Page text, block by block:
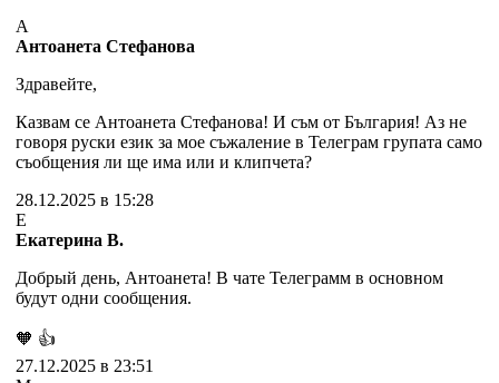
А
Антоанета Стефанова
Здравейте,
Казвам се Антоанета Стефанова! И съм от България! Аз не
говоря руски език за мое съжаление в Телеграм групата само
съобщения ли ще има или и клипчета?
28.12.2025 в 15:28
Е
Екатерина В.
Добрый день, Антоанета! В чате Телеграмм в основном
будут одни сообщения.
🧡 👍
27.12.2025 в 23:51